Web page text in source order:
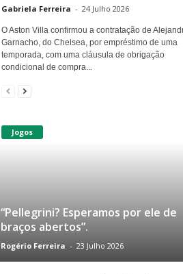
Gabriela Ferreira - 24 Julho 2026
O Aston Villa confirmou a contratação de
Garnacho, do Chelsea, por empréstimo de uma
temporada, com uma cláusula de obrigação
condicional de compra...
Jogos
“Pellegrini? Esperamos por ele de
braços abertos”.
Rogério Ferreira - 23 Julho 2026